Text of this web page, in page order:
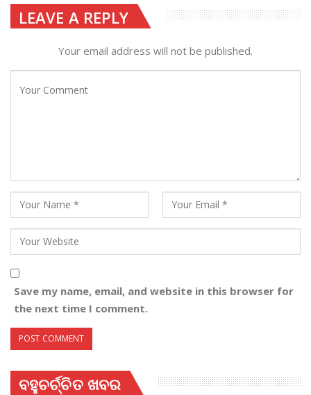
LEAVE A REPLY
Your email address will not be published.
Save my name, email, and website in this browser for
the next time I comment.
ବହୁଚର୍ଚ୍ଚିତ ଖବର